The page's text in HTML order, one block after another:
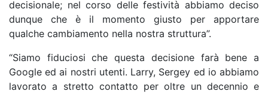
decisionale; nel corso delle festività abbiamo deciso
dunque che è il momento giusto per apportare
qualche cambiamento nella nostra struttura”.
“Siamo fiduciosi che questa decisione farà bene a
Google ed ai nostri utenti. Larry, Sergey ed io abbiamo
lavorato a stretto contatto per oltre un decennio e